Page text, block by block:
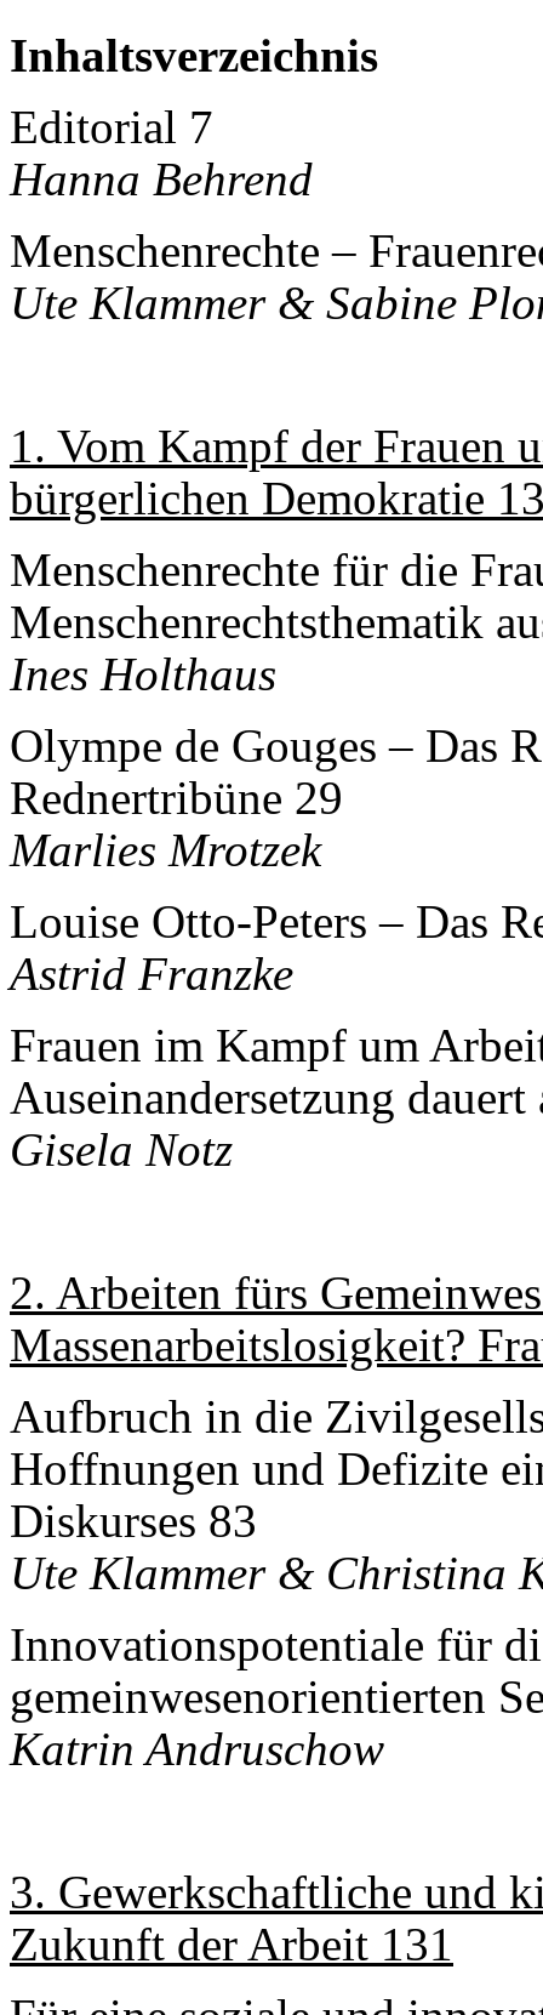
Inhaltsverzeichnis
Editorial 7
Hanna Behrend
Menschenrechte –
Ute Klammer & Sabine
1. Vom Kampf der Frauen
bürgerlichen Demokratie
Menschenrechte für die
Menschenrechtsthematik
Ines Holthaus
Olympe de Gouges – Das
Rednertribüne 29
Marlies Mrotzek
Louise Otto-Peters – Das
Astrid Franzke
Frauen im Kampf um
Auseinandersetzung dauert
Gisela Notz
2. Arbeiten fürs
Massenarbeitslosigkeit?
Aufbruch in die
Hoffnungen und Defizite
Diskurses 83
Ute Klammer & Christina
Innovationspotentiale für
gemeinwesenorientierten
Katrin Andruschow
3. Gewerkschaftliche und
Zukunft der Arbeit 131